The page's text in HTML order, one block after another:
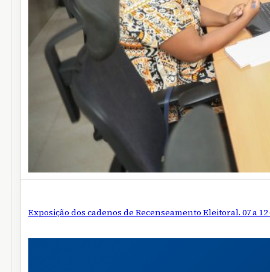
Exposição dos cadenos de Recenseamento Eleitoral. 07 a